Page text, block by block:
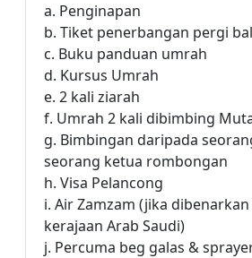
a. Penginapan
b. Tiket penerbangan pergi
c. Buku panduan umrah
d. Kursus Umrah
e. 2 kali ziarah
f. Umrah 2 kali dibimbing
g. Bimbingan daripada
seorang ketua rombongan
h. Visa Pelancong
i. Air Zamzam (jika
kerajaan Arab Saudi)
j. Percuma beg galas &